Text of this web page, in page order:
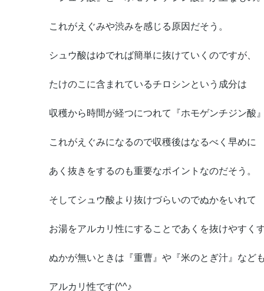
これがえぐみや渋みを感じる原因だそう。
シュウ酸はゆでれば簡単に抜けていくのですが、
たけのこに含まれているチロシンという成分は
収穫から時間が経つにつれて『ホモゲンチジン酸
これがえぐみになるので収穫後はなるべく早めに
あく抜きをするのも重要なポイントなのだそう。
そしてシュウ酸より抜けづらいのでぬかをいれて
お湯をアルカリ性にすることであくを抜けやすく
ぬかが無いときは『重曹』や『米のとぎ汁』なども
アルカリ性です(^^♪